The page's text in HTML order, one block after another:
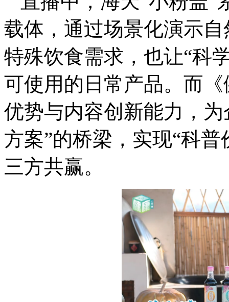
载体，通过场景化演示
特殊饮食需求，也让“科
可使用的日常产品。而
优势与内容创新能力，
方案”的桥梁，实现“科
三方共赢。